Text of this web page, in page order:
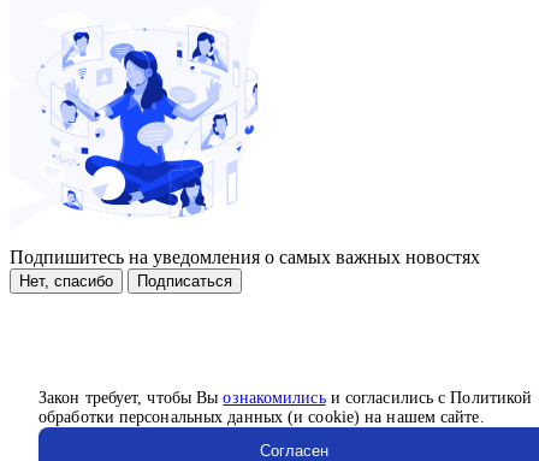
Закон требует, чтобы Выознакомилисьи согласились с Политикой
обработки персональных данных (и cookie) на нашем сайте.
Согласен
Подпишитесь на уведомления о самых важных новостях
Нет, спасибо Подписаться